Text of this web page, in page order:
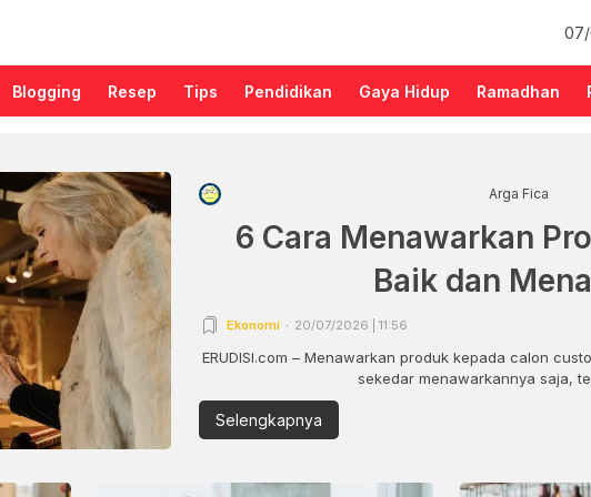
Blogging Resep Tips Pendidikan Gaya Hidup Ramadhan
Arga Fica
6 Cara Menawarkan
Baik dan
Ekonomi 20/07/2026 | 11:56
ERUDISI.com – Menawarkan produk kepada calon
sekedar menawarkannya saja,
Selengkapnya